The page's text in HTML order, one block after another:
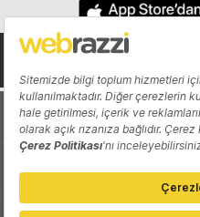
Hakkında
Katkıda Bulun